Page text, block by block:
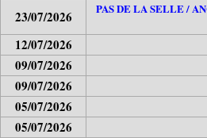
23/07/2026
PAS DE LA SELLE /
12/07/2026
09/07/2026
09/07/2026
05/07/2026
05/07/2026